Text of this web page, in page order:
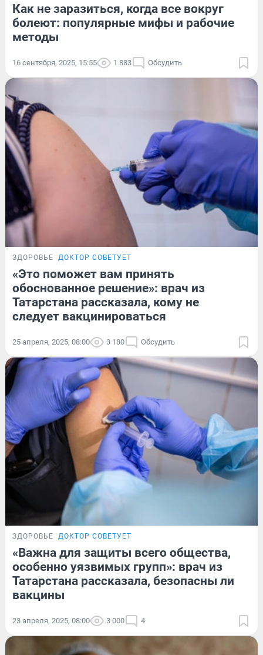
Как не заразиться, когда все вокруг
болеют: популярные мифы и рабочие
методы
16 сентября, 2025, 15:55 1 883 Обсудить
ЗДОРОВЬЕ ДОКТОР СОВЕТУЕТ
«Это поможет вам принять
обоснованное решение»: врач из
Татарстана рассказала, кому не
следует вакцинироваться
25 апреля, 2025, 08:00 3 180 Обсудить
ЗДОРОВЬЕ ДОКТОР СОВЕТУЕТ
«Важна для защиты всего общества,
особенно уязвимых групп»: врач из
Татарстана рассказала, безопасны ли
вакцины
23 апреля, 2025, 08:00 3 000 4